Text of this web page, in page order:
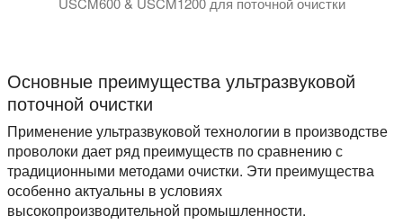
Основные преимущества ультразвуковой
поточной очистки
Применение ультразвуковой технологии в производстве
проволоки дает ряд преимуществ по сравнению с
традиционными методами очистки. Эти преимущества
особенно актуальны в условиях
высокопроизводительной промышленности.